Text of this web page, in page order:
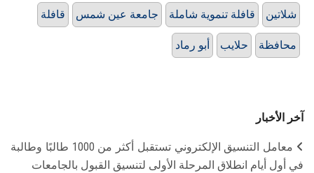
قافلة جامعة عين شمس قافلة تنموية شاملة شلاتين
أبو رماد حلايب محافظة
آخر الأخبار
معامل التنسيق الإلكتروني تستقبل أكثر من 1000 طالبًا وطالبة
في أول أيام انطلاق المرحلة الأولى لتنسيق القبول بالجامعات